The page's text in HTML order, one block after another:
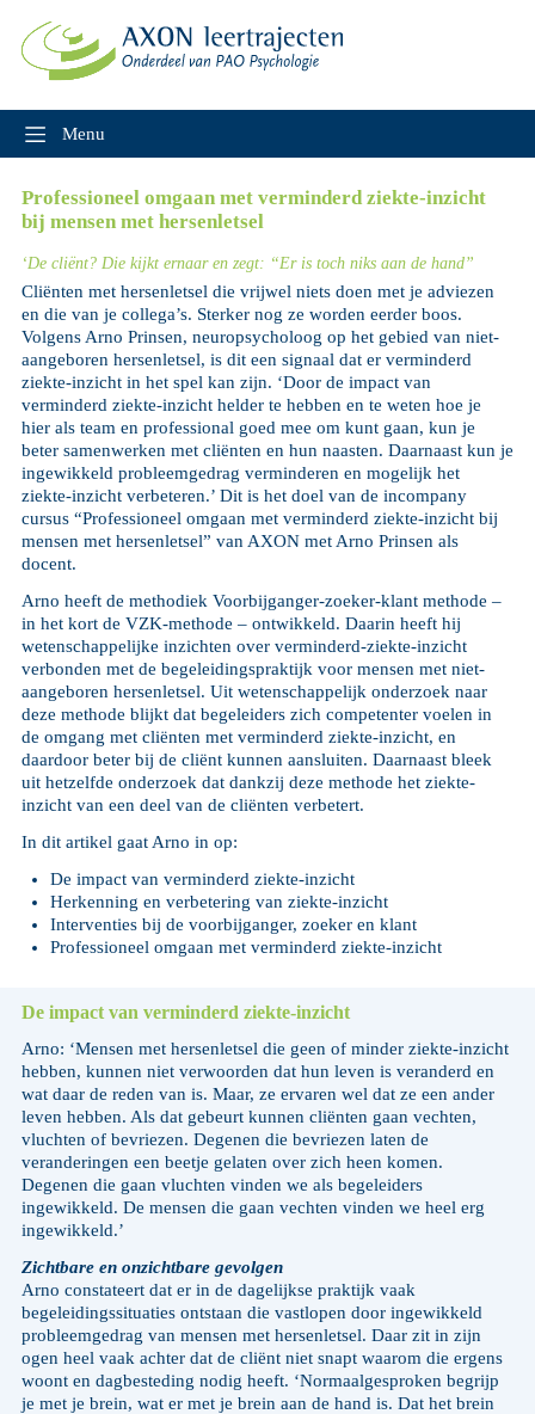
content
Menu
Professioneel omgaan met verminderd ziekte-inzicht
bij mensen met hersenletsel
‘De cliënt? Die kijkt ernaar en zegt: “Er is toch niks aan de hand”
Cliënten met hersenletsel die vrijwel niets doen met je adviezen
en die van je collega’s. Sterker nog ze worden eerder boos.
Volgens Arno Prinsen, neuropsycholoog op het gebied van niet-
aangeboren hersenletsel, is dit een signaal dat er verminderd
ziekte-inzicht in het spel kan zijn. ‘Door de impact van
verminderd ziekte-inzicht helder te hebben en te weten hoe je
hier als team en professional goed mee om kunt gaan, kun je
beter samenwerken met cliënten en hun naasten. Daarnaast kun je
ingewikkeld probleemgedrag verminderen en mogelijk het
ziekte-inzicht verbeteren.’ Dit is het doel van de incompany
cursus “Professioneel omgaan met verminderd ziekte-inzicht bij
mensen met hersenletsel” van AXON met Arno Prinsen als
docent.
Arno heeft de methodiek Voorbijganger-zoeker-klant methode –
in het kort de VZK-methode – ontwikkeld. Daarin heeft hij
wetenschappelijke inzichten over verminderd-ziekte-inzicht
verbonden met de begeleidingspraktijk voor mensen met niet-
aangeboren hersenletsel. Uit wetenschappelijk onderzoek naar
deze methode blijkt dat begeleiders zich competenter voelen in
de omgang met cliënten met verminderd ziekte-inzicht, en
daardoor beter bij de cliënt kunnen aansluiten. Daarnaast bleek
uit hetzelfde onderzoek dat dankzij deze methode het ziekte-
inzicht van een deel van de cliënten verbetert.
In dit artikel gaat Arno in op:
De impact van verminderd ziekte-inzicht
Herkenning en verbetering van ziekte-inzicht
Interventies bij de voorbijganger, zoeker en klant
Professioneel omgaan met verminderd ziekte-inzicht
De impact van verminderd ziekte-inzicht
Arno: ‘Mensen met hersenletsel die geen of minder ziekte-inzicht
hebben, kunnen niet verwoorden dat hun leven is veranderd en
wat daar de reden van is. Maar, ze ervaren wel dat ze een ander
leven hebben. Als dat gebeurt kunnen cliënten gaan vechten,
vluchten of bevriezen. Degenen die bevriezen laten de
veranderingen een beetje gelaten over zich heen komen.
Degenen die gaan vluchten vinden we als begeleiders
ingewikkeld. De mensen die gaan vechten vinden we heel erg
ingewikkeld.’
Zichtbare en onzichtbare gevolgen
Arno constateert dat er in de dagelijkse praktijk vaak
begeleidingssituaties ontstaan die vastlopen door ingewikkeld
probleemgedrag van mensen met hersenletsel. Daar zit in zijn
ogen heel vaak achter dat de cliënt niet snapt waarom die ergens
woont en dagbesteding nodig heeft. ‘Normaalgesproken begrijp
je met je brein, wat er met je brein aan de hand is. Dat het brein